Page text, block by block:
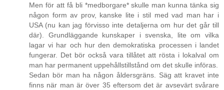
Men för att få bli *medborgare* skulle man kunna tänka sig
någon form av prov, kanske lite i stil med vad man har i
USA (nu kan jag förvisso inte detaljerna om hur det går till
där). Grundläggande kunskaper i svenska, lite om vilka
lagar vi har och hur den demokratiska processen i landet
fungerar. Det bör också vara tillåtet att rösta i lokalval om
man har permanent uppehållstillstånd om det skulle införas.
Sedan bör man ha någon åldersgräns. Säg att kravet inte
finns när man är över 35 eftersom det är avsevärt svårare